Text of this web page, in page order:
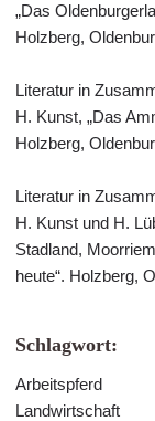
„Das
Holzberg,
Literatur in
H. Kunst, „Das
Holzberg,
Literatur in
H. Kunst und H.
Stadland,
heute“. Holzberg,
Schlagwort:
Arbeitspferd
Landwirtschaft